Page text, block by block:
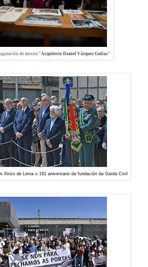
de mostra "Arquitecto Daniel Vázquez Gulías"
Xinzo de Limia o 181 aniversario da fundación da Garda Civil